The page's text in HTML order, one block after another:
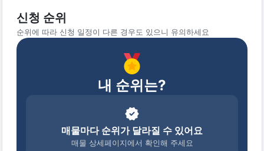
신청 순위
순위에 따라 신청 일정이 다른 경우도 있으니 유의하세요
내 순위는?
매물마다 순위가 달라질 수 있어요
매물 상세페이지에서 확인해 주세요